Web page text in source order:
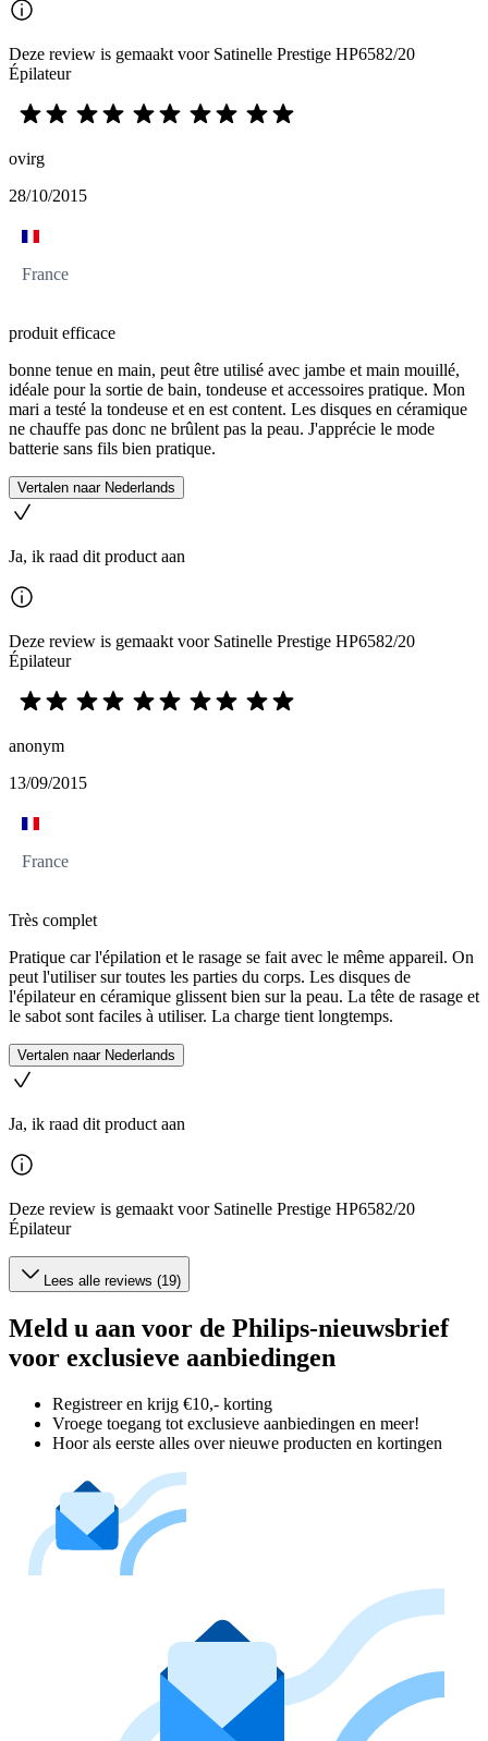
Deze review is gemaakt voor Satinelle Prestige HP6582/20
Épilateur
ovirg
28/10/2015
France
produit efficace
bonne tenue en main, peut être utilisé avec jambe et main mouillé,
idéale pour la sortie de bain, tondeuse et accessoires pratique. Mon
mari a testé la tondeuse et en est content. Les disques en céramique
ne chauffe pas donc ne brûlent pas la peau. J'apprécie le mode
batterie sans fils bien pratique.
Vertalen naar Nederlands
Ja, ik raad dit product aan
Deze review is gemaakt voor Satinelle Prestige HP6582/20
Épilateur
anonym
13/09/2015
France
Très complet
Pratique car l'épilation et le rasage se fait avec le même appareil. On
peut l'utiliser sur toutes les parties du corps. Les disques de
l'épilateur en céramique glissent bien sur la peau. La tête de rasage et
le sabot sont faciles à utiliser. La charge tient longtemps.
Vertalen naar Nederlands
Ja, ik raad dit product aan
Deze review is gemaakt voor Satinelle Prestige HP6582/20
Épilateur
Lees alle reviews (19)
Meld u aan voor de Philips-nieuwsbrief
voor exclusieve aanbiedingen
Registreer en krijg €10,- korting
Vroege toegang tot exclusieve aanbiedingen en meer!
Hoor als eerste alles over nieuwe producten en kortingen